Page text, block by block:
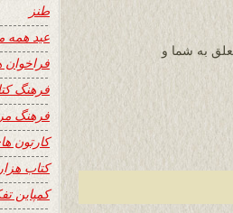
عزیز ، سایت ۲۴ ساعت متعلق به شما و
طنز
عید همه
فراخوان
فرهنگ
فرهنگ
کارتون
کتاب
کمپاین